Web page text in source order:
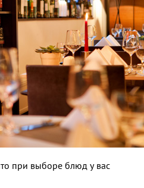
при выборе блюд у вас